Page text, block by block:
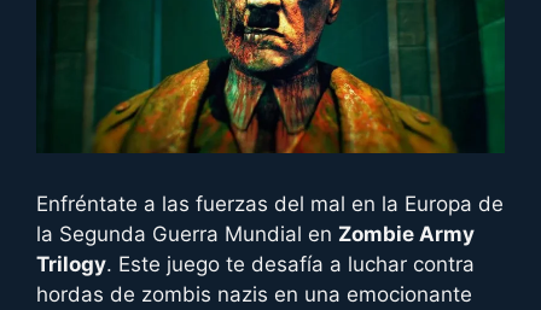
Enfréntate a las fuerzas del mal en la Europa de
la Segunda Guerra Mundial en Zombie Army
Trilogy. Este juego te desafía a luchar contra
hordas de zombis nazis en una emocionante